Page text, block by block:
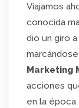
Viajamos
conocida
dio un giro
Marketing
acciones
en la época